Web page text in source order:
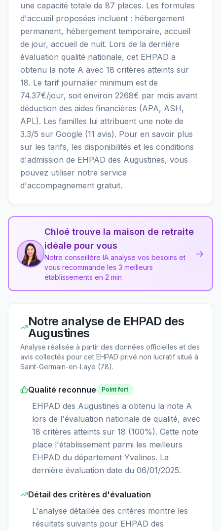
une capacité totale de 87 places. Les formules
d'accueil proposées incluent : hébergement
permanent, hébergement temporaire, accueil
de jour, accueil de nuit. Lors de la dernière
évaluation qualité nationale, cet EHPAD a
obtenu la note A avec 18 critères atteints sur
18. Le tarif journalier minimum est de
74.37€/jour, soit environ 2268€ par mois avant
déduction des aides financières (APA, ASH,
APL). Les familles lui attribuent une note de
3.3/5 sur Google (11 avis). Pour en savoir plus
sur les tarifs, les disponibilités et les conditions
d'admission de EHPAD des Augustines, vous
pouvez utiliser notre service
d'accompagnement gratuit.
Chloé trouve la maison de retraite
idéale pour vous
Notre conseillère IA analyse vos besoins et
vous recommande les 3 meilleurs
établissements en 2 min
→
Notre analyse de EHPAD des
Augustines
Analyse réalisée à partir des données officielles et des
avis collectés pour cet EHPAD privé non lucratif situé à
Saint-Germain-en-Laye (78).
Qualité reconnue Point fort
EHPAD des Augustines a obtenu la note A
lors de l'évaluation nationale de qualité, avec
18 critères atteints sur 18 (100%). Cette note
place l'établissement parmi les meilleurs
EHPAD du département Yvelines. La
dernière évaluation date du 06/01/2025.
Détail des critères d'évaluation
L'analyse détaillée des critères montre les
résultats suivants pour EHPAD des